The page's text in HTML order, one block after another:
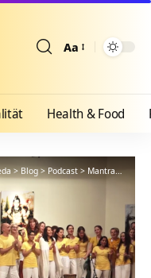
Aa
Health & Food
>Blog>Podcast>Mantra>Serve